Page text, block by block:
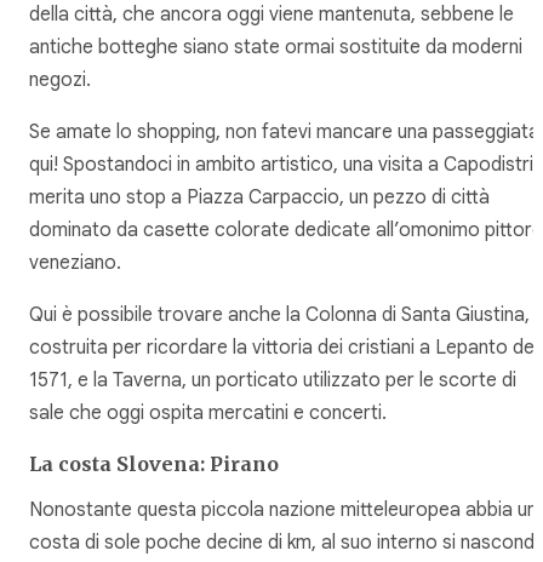
della città, che ancora oggi viene mantenuta, sebbene le
antiche botteghe siano state ormai sostituite da moderni
negozi.
Se amate lo shopping, non fatevi mancare una passeggiata
qui! Spostandoci in ambito artistico, una visita a Capodistria
merita uno stop a Piazza Carpaccio, un pezzo di città
dominato da casette colorate dedicate all’omonimo pittore
veneziano.
Qui è possibile trovare anche la Colonna di Santa Giustina,
costruita per ricordare la vittoria dei cristiani a Lepanto del
1571, e la Taverna, un porticato utilizzato per le scorte di
sale che oggi ospita mercatini e concerti.
La costa Slovena: Pirano
Nonostante questa piccola nazione mitteleuropea abbia
costa di sole poche decine di km, al suo interno si